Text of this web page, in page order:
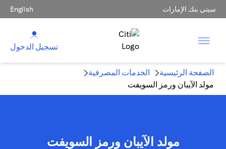
سيتي بنك الإمارات English
تسجيل الدخول
الصفحة الرئيسية
الخدمات المصرفية
مولد الآيبان ورمز السويفت
مولد الآيبان ورمز السويفت